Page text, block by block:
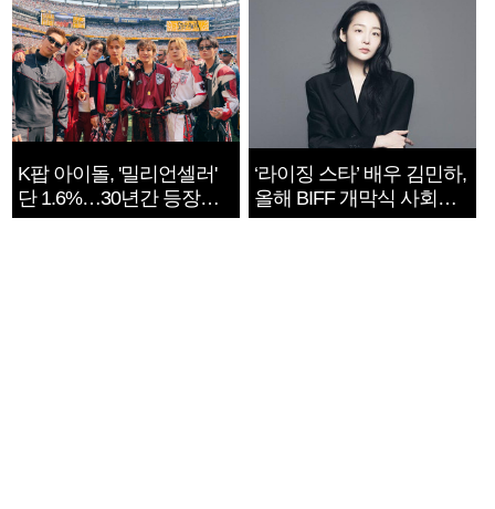
K팝 아이돌, '밀리언셀러'
단 1.6%…30년간 등장
1182개팀 전수조사
‘라이징 스타’ 배우 김민하,
올해 BIFF 개막식 사회자
확정